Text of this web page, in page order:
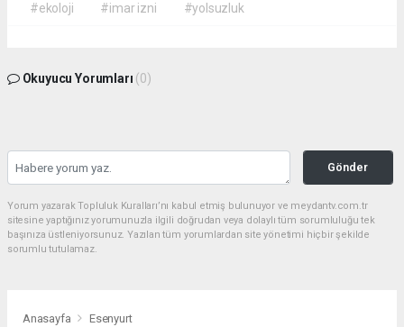
#ekoloji #imar izni #yolsuzluk
Okuyucu Yorumları (0)
Gönder
Yorum yazarak Topluluk Kuralları’nı kabul etmiş bulunuyor ve meydantv.com.tr
sitesine yaptığınız yorumunuzla ilgili doğrudan veya dolaylı tüm sorumluluğu tek
başınıza üstleniyorsunuz. Yazılan tüm yorumlardan site yönetimi hiçbir şekilde
sorumlu tutulamaz.
Anasayfa Esenyurt